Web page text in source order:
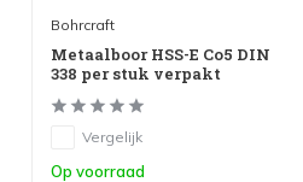
Bohrcraft
Metaalboor HSS-E Co5 DIN
338 per stuk verpakt
Vergelijk
Op voorraad